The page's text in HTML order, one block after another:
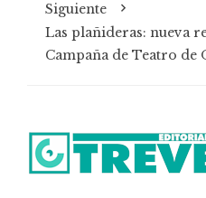
Siguiente
Las plañideras: nueva
Campaña de Teatro de